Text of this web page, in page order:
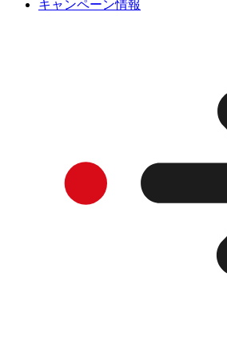
キャンペーン情報